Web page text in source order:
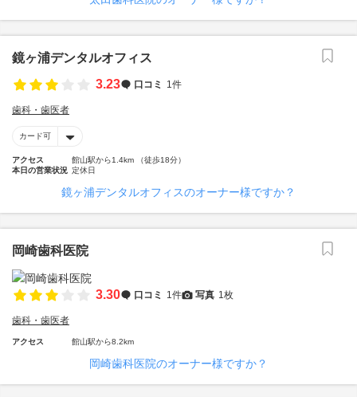
鏡ヶ浦デンタルオフィス
3.23
口コミ 1件
歯科・歯医者
カード可
アクセス
館山駅から1.4km （徒歩18分）
本日の営業状況 定休日
鏡ヶ浦デンタルオフィスのオーナー様ですか？
岡崎歯科医院
3.30 口コミ 1件 写真 1枚
歯科・歯医者
アクセス 館山駅から8.2km
岡崎歯科医院のオーナー様ですか？